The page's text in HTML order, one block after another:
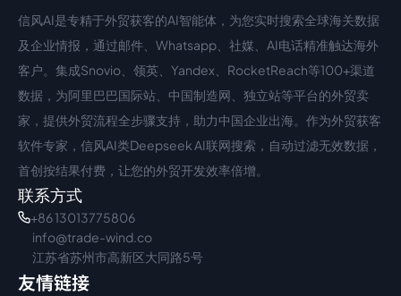
中文入口
信风AI是专精于外贸获客的AI智能体，为您实时搜索全球海关数据
及企业情报，通过邮件、Whatsapp、社媒、AI电话精准触达海外
客户。集成Snovio、领英、Yandex、RocketReach等100+渠道
数据，为阿里巴巴国际站、中国制造网、独立站等平台的外贸卖
家，提供外贸流程全步骤支持，助力中国企业出海。作为外贸获客
软件专家，信风AI类Deepseek AI联网搜索，自动过滤无效数据，
首创按结果付费，让您的外贸开发效率倍增。
联系方式
+86 13013775806
info@trade-wind.co
江苏省苏州市高新区大同路5号
友情链接